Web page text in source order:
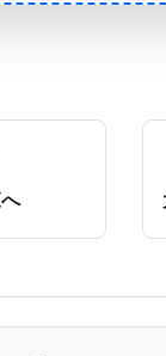
じように8個
を利用しなけ
で、研究室で
基礎にするこ